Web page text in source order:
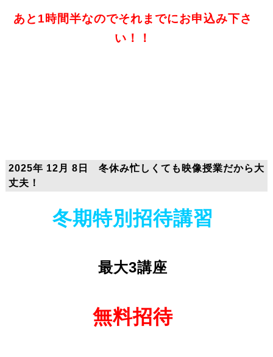
あと1時間半なのでそれまでにお申込み下さ
い！！
2025年 12月 8日 冬休み忙しくても映像授業だから大
丈夫！
冬期特別招待講習
最大3講座
無料招待